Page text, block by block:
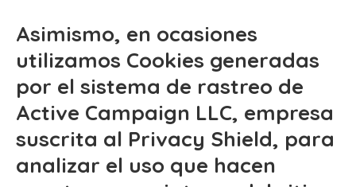
Asimismo, en ocasiones
utilizamos Cookies generadas
por el sistema de rastreo de
Active Campaign LLC, empresa
suscrita al Privacy Shield, para
analizar el uso que hacen